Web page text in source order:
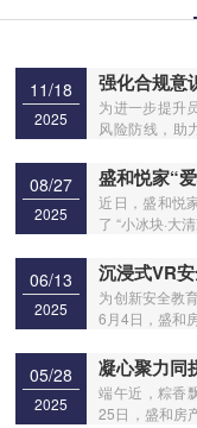
11/18
2025
强化合规意
为进一步提升
风险防线，助
08/27
2025
近日，盛和悦
了 “小冰块·大
06/13
2025
沉浸式VR
为创新安全教
6月4日，盛和
05/28
2025
凝心聚力同
端午近，粽香
25日，盛和房